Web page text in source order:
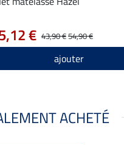
43,90 €54,90 €
€
ajouter
ACHETÉ